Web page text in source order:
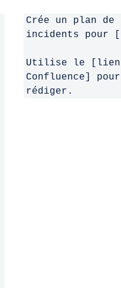
Crée un plan de
incidents pour
Utilise le [lien
Confluence]
rédiger.